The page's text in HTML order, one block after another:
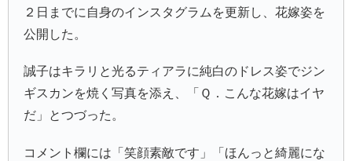
２日までに自身のインスタグラムを更新し、花嫁姿を
公開した。
誠子はキラリと光るティアラに純白のドレス姿でジン
ギスカンを焼く写真を添え、「Ｑ．こんな花嫁はイヤ
だ」とつづった。
コメント欄には「笑顔素敵です」「ほんっと綺麗にな